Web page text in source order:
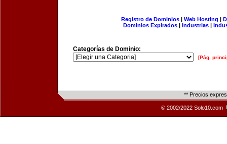
Registro de Dominios| Web Hosting |
Dominios Expirados | Industrias |
Categorías de Dominio:
[Pág.
** Precios
© 2002/2022 Solo10.com